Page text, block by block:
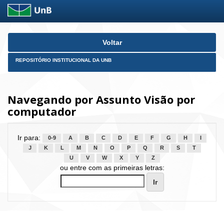
Skip
Voltar
REPOSITÓRIO INSTITUCIONAL DA UNB
Navegando por Assunto Visão por
computador
Ir para: 0-9 A B C D E F G H
J
K L M N O P Q R S
T
U
V W X Y Z
ou entre com as primeiras letras: